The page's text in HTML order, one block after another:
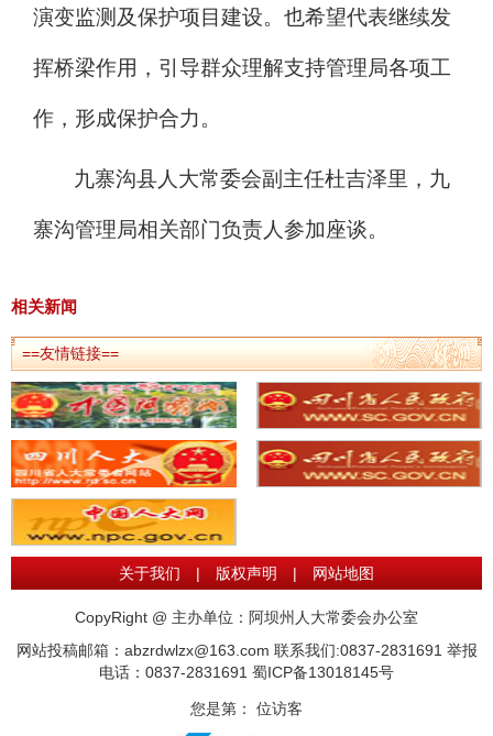
演变监测及保护项目建设。也希望代表继续发
挥桥梁作用，引导群众理解支持管理局各项工
作，形成保护合力。
九寨沟县人大常委会副主任杜吉泽里，九
寨沟管理局相关部门负责人参加座谈。
相关新闻
==友情链接==
关于我们 | 版权声明 | 网站地图
CopyRight @ 主办单位：阿坝州人大常委会办公室
网站投稿邮箱：abzrdwlzx@163.com 联系我们:0837-2831691 举报
电话：0837-2831691 蜀ICP备13018145号
您是第： 位访客